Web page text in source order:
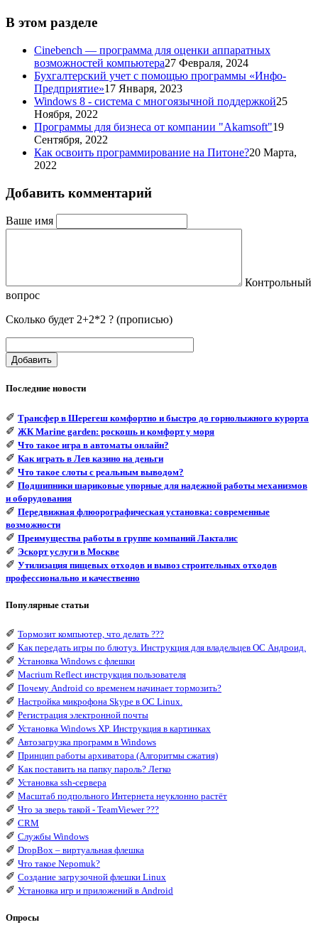
В этом разделе
Cinebench — программа для оценки аппаратных
возможностей компьютера27 Февраля, 2024
Бухгалтерский учет с помощью программы «Инфо-
Предприятие»17 Января, 2023
Windows 8 - система с многоязычной поддержкой25
Ноября, 2022
Программы для бизнеса от компании "Akamsoft"19
Сентября, 2022
Как освоить программирование на Питоне?20 Марта,
2022
Добавить комментарий
Ваше имя
Контрольный
вопрос
Сколько будет 2+2*2 ? (прописью)
Добавить
Последние новости
✐ Трансфер в Шерегеш комфортно и быстро до горнолыжного курорта
✐ ЖК Marine garden: роскошь и комфорт у моря
✐ Что такое игра в автоматы онлайн?
✐ Как играть в Лев казино на деньги
✐ Что такое слоты с реальным выводом?
✐ Подшипники шариковые упорные для надежной работы механизмов
и оборудования
✐ Передвижная флюорографическая установка: современные
возможности
✐ Преимущества работы в группе компаний Лакталис
✐ Эскорт услуги в Москве
✐ Утилизация пищевых отходов и вывоз строительных отходов
профессионально и качественно
Популярные статьи
✐ Тормозит компьютер, что делать ???
✐ Как передать игры по блютуз. Инструкция для владельцев ОС Андроид.
✐ Установка Windows с флешки
✐ Macrium Reflect инструкция пользователя
✐ Почему Android со временем начинает тормозить?
✐ Настройка микрофона Skype в ОС Linux.
✐ Регистрация электронной почты
✐ Установка Windows XP. Инструкция в картинках
✐ Автозагрузка программ в Windows
✐ Принцип работы архиватора (Алгоритмы сжатия)
✐ Как поставить на папку пароль? Легко
✐ Установка ssh-сервера
✐ Масштаб подпольного Интернета неуклонно растёт
✐ Что за зверь такой - TeamViewer ???
✐ CRM
✐ Службы Windows
✐ DropBox – виртуальная флешка
✐ Что такое Nepomuk?
✐ Создание загрузочной флешки Linux
✐ Установка игр и приложений в Android
Опросы